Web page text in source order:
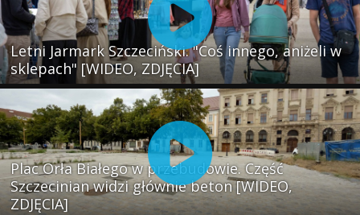
Letni Jarmark Szczeciński. "Coś innego, aniżeli w
sklepach" [WIDEO, ZDJĘCIA]
Plac Orła Białego w przebudowie. Część
Szczecinian widzi głównie beton [WIDEO,
ZDJĘCIA]